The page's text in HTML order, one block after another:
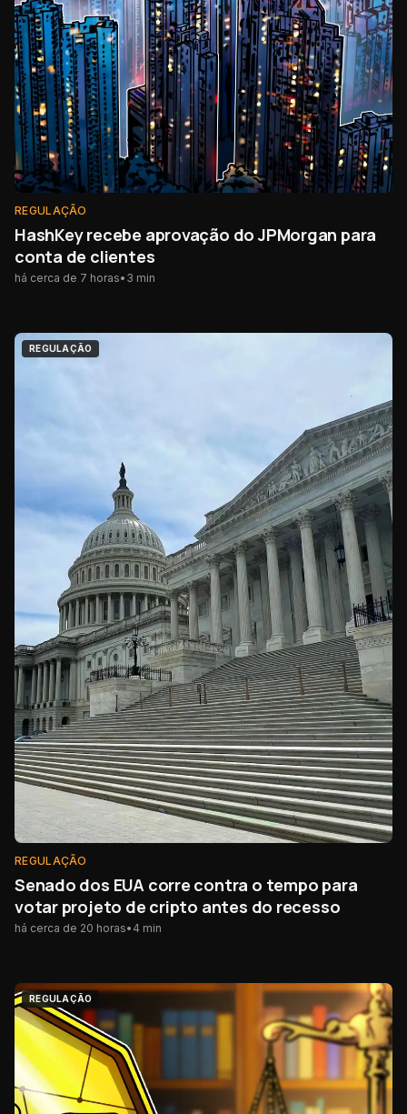
REGULAÇÃO
HashKey recebe aprovação do JPMorgan para
conta de clientes
há cerca de 7 horas• 3 min
REGULAÇÃO
REGULAÇÃO
Senado dos EUA corre contra o tempo para
votar projeto de cripto antes do recesso
há cerca de 20 horas• 4 min
REGULAÇÃO